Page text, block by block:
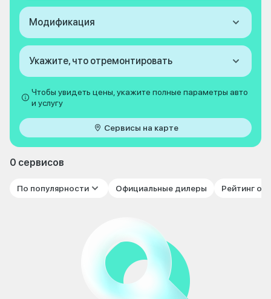
Модификация
Укажите, что отремонтировать
Чтобы увидеть цены, укажите полные параметры авто
и услугу
Сервисы на карте
0 сервисов
По популярности Официальные дилеры Рейтинг